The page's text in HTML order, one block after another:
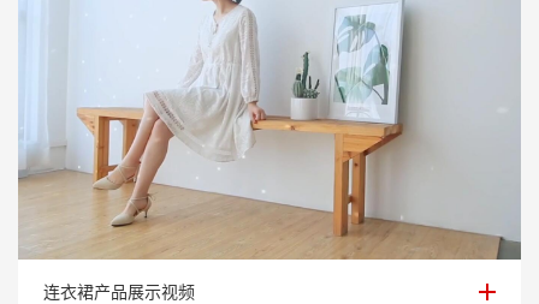
连衣裙产品展示视频
连衣裙产品展示视频